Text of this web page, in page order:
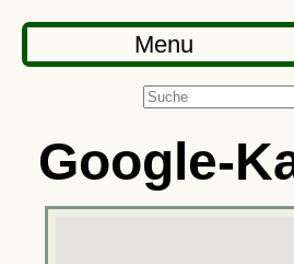
Menu
Google-